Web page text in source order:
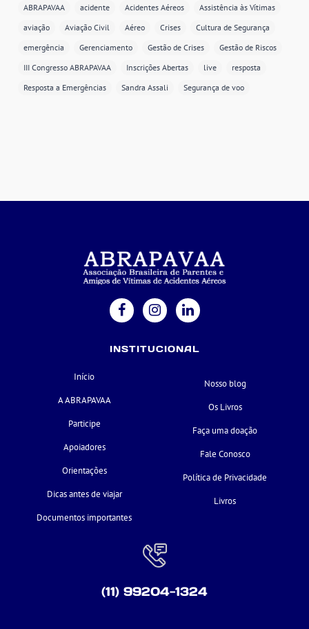
ABRAPAVAA acidente Acidentes Aéreos
Assistência às Vítimas
aviação
Aviação Civil Aéreo Crises
Cultura de Segurança
emergência
Gerenciamento Gestão de Crises
Gestão de Riscos
III Congresso ABRAPAVAA
Inscrições Abertas live
resposta
Resposta a Emergências
Sandra Assali Segurança de voo
INSTITUCIONAL
Início
A ABRAPAVAA
Participe
Apoiadores
Orientações
Dicas antes de viajar
Documentos importantes
Nosso blog
Os Livros
Faça uma doação
Fale Conosco
Política de Privacidade
Livros
(11) 99204-1324